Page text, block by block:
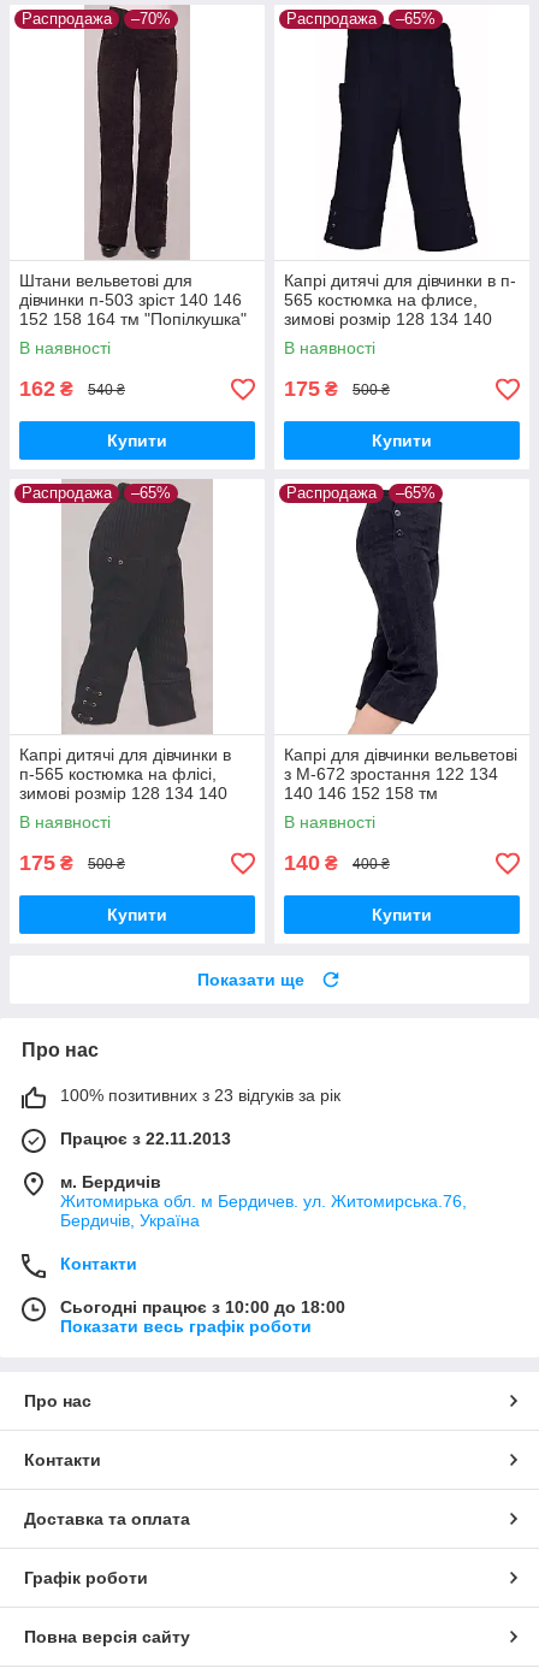
Распродажа –70%
Штани вельветові для
дівчинки п-503 зріст 140 146
152 158 164 тм "Попілкушка"
В наявності
162 ₴ 540 ₴
Купити
Распродажа –65%
Капрі дитячі для дівчинки в п-
565 костюмка на флисе,
зимові розмір 128 134 140
146 152 158 теплі
В наявності
175 ₴ 500 ₴
Купити
Распродажа –65%
Капрі дитячі для дівчинки в
п-565 костюмка на флісі,
зимові розмір 128 134 140
146 152 158
В наявності
175 ₴ 500 ₴
Купити
Распродажа –65%
Капрі для дівчинки вельветові
з М-672 зростання 122 134
140 146 152 158 тм
"Попелюшка"
В наявності
140 ₴ 400 ₴
Купити
Показати ще
Про нас
100% позитивних з 23 відгуків за рік
Працює з 22.11.2013
м. Бердичів
Житомирька обл. м Бердичев. ул. Житомирська.76,
Бердичів, Україна
Контакти
Сьогодні працює з 10:00 до 18:00
Показати весь графік роботи
Про нас
Контакти
Доставка та оплата
Графік роботи
Повна версія сайту